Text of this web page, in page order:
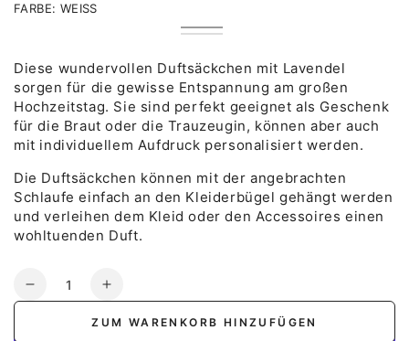
nicht
FARBE: WEISS
Weiß
Variante
nicht
verfügbar
Hellblau
Variante
oder
nicht
verfügbar
Diese wundervollen Duftsäckchen mit Lavendel
sorgen für die gewisse Entspannung am großen
Hochzeitstag. Sie sind perfekt geeignet als Geschenk
für die Braut oder die Trauzeugin, können aber auch
mit individuellem Aufdruck personalisiert werden.
Die Duftsäckchen können mit der angebrachten
Schlaufe einfach an den Kleiderbügel gehängt werden
und verleihen dem Kleid oder den Accessoires einen
wohltuenden Duft.
Anzahl
Verringere Erhöhe
Menge
ZUM WARENKORB HINZUFÜGEN